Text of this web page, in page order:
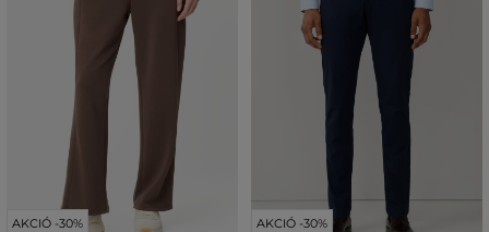
AKCIÓ -30% AKCIÓ -30%